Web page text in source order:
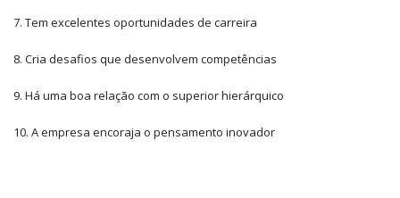
7. Tem excelentes oportunidades de carreira
8. Cria desafios que desenvolvem competências
9. Há uma boa relação com o superior hierárquico
10. A empresa encoraja o pensamento inovador